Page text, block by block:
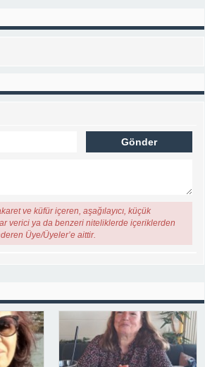
ve küfür içeren, aşağılayıcı, küçük
verici ya da benzeri niteliklerde içeriklerden
Üye/Üyeler’e aittir.